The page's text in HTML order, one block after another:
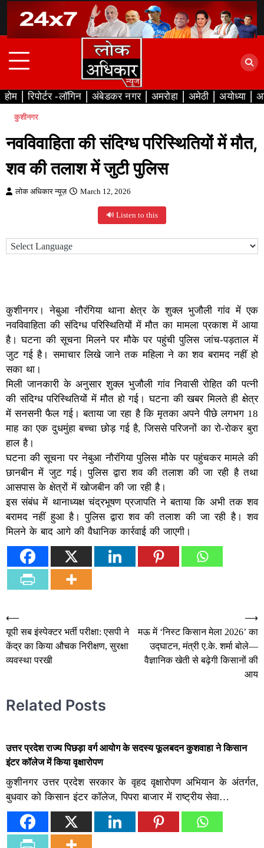
content
होम रिपोर्टर -लॉगिन अंबेडकर नगर अमरोहा अमेठी अयोध्या
कुशीनगर
नवविवाहिता की संदिग्ध परिस्थितियों में मौत,
शव की तलाश में जुटी पुलिस
लोक अधिकार न्यूज़ March 12, 2026
🔊 Listen to this
कुशीनगर। नेबुआ नौरंगिया थाना क्षेत्र के शुक्ल भुजौली गांव में एक
नवविवाहिता की संदिग्ध परिस्थितियों में मौत का मामला प्रकाश में आया
है। घटना की सूचना मिलने पर मौके पर पहुंची पुलिस जांच-पड़ताल में
जुट गई है। समाचार लिखे जाने तक महिला ने का शव बरामद नहीं हो
सका था।
मिली जानकारी के अनुसार शुक्ल भुजौली गांव निवासी रोहित की पत्नी
की संदिग्ध परिस्थितियों में मौत हो गई। घटना की खबर मिलते ही क्षेत्र
में सनसनी फैल गई। बताया जा रहा है कि मृतका अपने पीछे लगभग 18
माह का एक दुधमुंहा बच्चा छोड़ गई है, जिससे परिजनों का रो-रोकर बुरा
हाल है।
घटना की सूचना पर नेबुआ नौरंगिया पुलिस मौके पर पहुंचकर मामले की
छानबीन में जुट गई। पुलिस द्वारा शव की तलाश की जा रही है तथा
आसपास के क्षेत्रों में खोजबीन की जा रही है।
इस संबंध में थानाध्यक्ष चंद्रभूषण प्रजापति ने बताया कि अभी तक शव
बरामद नहीं हुआ है। पुलिस द्वारा शव की तलाश की जा रही है। शव
मिलने के बाद आगे की वैधानिक कार्रवाई की जाएगी।
Post
navigation
⟵
यूपी सब इंस्पेक्टर भर्ती परीक्षा: एसपी ने
केंद्र का किया औचक निरीक्षण, सुरक्षा
व्यवस्था परखी
मऊ में ‘निस्ट किसान मेला 2026’ का
उद्घाटन, मंत्री ए.के. शर्मा बोले—
वैज्ञानिक खेती से बढ़ेगी किसानों की
आय
⟶
Related Posts
उत्तर प्रदेश राज्य पिछड़ा वर्ग आयोग के सदस्य फूलबदन कुशवाहा ने किसान
इंटर कॉलेज में किया वृक्षारोपण
कुशीनगर उत्तर प्रदेश सरकार के वृहद वृक्षारोपण अभियान के अंतर्गत,
बुधवार को किसान इंटर कॉलेज, पिपरा बाजार में राष्ट्रीय सेवा…